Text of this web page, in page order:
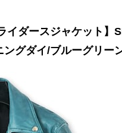
ダースジャケット】
グダイ/ブルーグリー